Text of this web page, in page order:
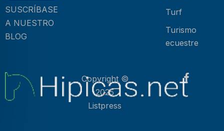
SUSCRÍBASE
A NUESTRO
BLOG
Turf
Turismo
ecuestre
Copyright ©
2025
Listpress